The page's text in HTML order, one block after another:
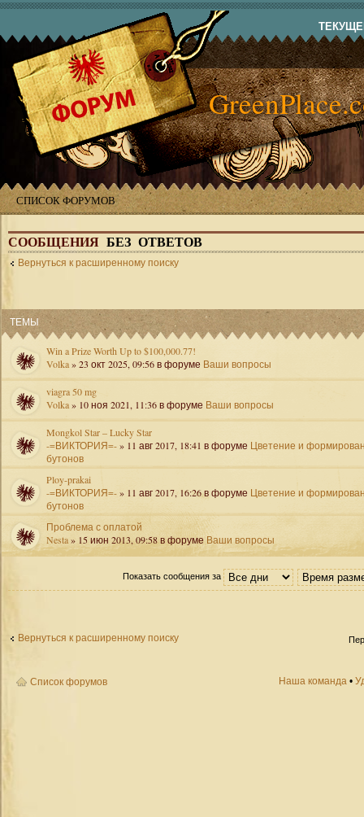
СПИСОК ФОРУМОВ
СООБЩЕНИЯ БЕЗ ОТВЕТОВ
Вернуться к расширенному поиску
ТЕМЫ
Win a Prize Worth Up to $100,000.77!
Volka» 23 окт 2025, 09:56 в форуме Ваши вопросы
viagra 50 mg
Volka» 10 ноя 2021, 11:36 в форуме Ваши вопросы
Mongkol Star – Lucky Star
-=ВИКТОРИЯ=-» 11 авг 2017, 18:41 в форуме Цветение и
бутонов
Ploy-prakai
-=ВИКТОРИЯ=-» 11 авг 2017, 16:26 в форуме Цветение и
бутонов
Проблема с оплатой
Nesta» 15 июн 2013, 09:58 в форуме Ваши вопросы
Показать сообщения за
Вернуться к расширенному поиску
Список форумов Наша команда •